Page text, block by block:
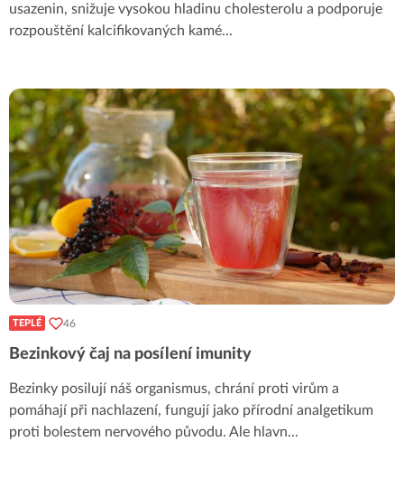
usazenin, snižuje vysokou hladinu cholesterolu a podporuje
rozpouštění kalcifikovaných kamé...
TEPLÉ 46
Bezinkový čaj na posílení imunity
Bezinky posilují náš organismus, chrání proti virům a
pomáhají při nachlazení, fungují jako přírodní analgetikum
proti bolestem nervového původu. Ale hlavn...